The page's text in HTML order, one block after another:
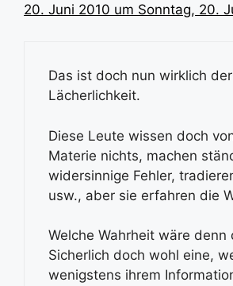
20. Juni 2010 um Sonntag, 20.
Das ist doch nun wirklich
Lächerlichkeit.
Diese Leute wissen doch
Materie nichts, machen
widersinnige Fehler,
usw., aber sie erfahren die
Welche Wahrheit wäre denn
Sicherlich doch wohl eine,
wenigstens ihrem